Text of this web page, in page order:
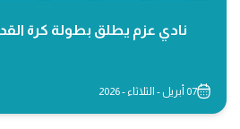
نادي عزم يطلق بطولة كرة
07 أبريل - الثلاثاء - 2026